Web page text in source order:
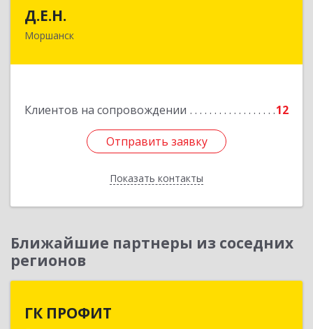
Д.Е.Н.
Моршанск
Клиентов на сопровождении 12
Отправить заявку
Показать контакты
Отправить заявку
Назад
Ближайшие партнеры из соседних
регионов
ГК ПРОФИТ